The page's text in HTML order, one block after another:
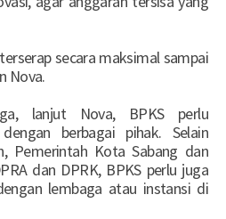
secara maksimal sampai
Nova.
lanjut Nova, BPKS perlu
berbagai pihak. Selain
Pemerintah Kota Sabang dan
dan DPRK, BPKS perlu juga
lembaga atau instansi di